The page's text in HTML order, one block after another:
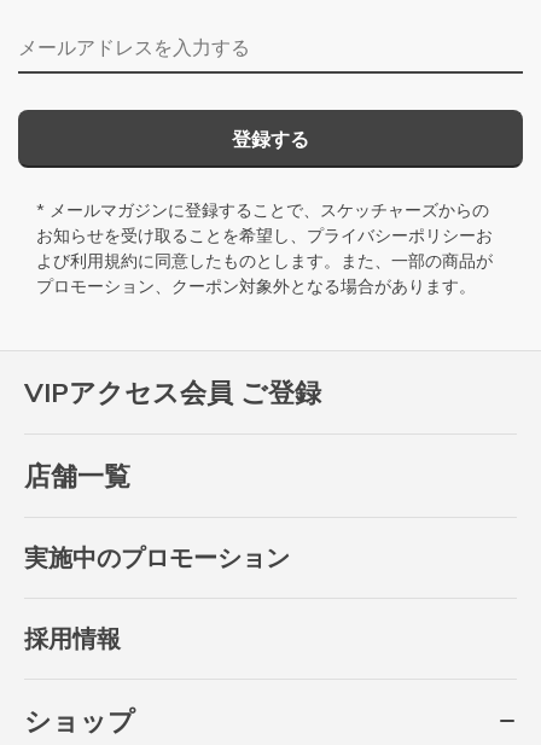
VIPアクセス会員 ご登録
店舗一覧
実施中のプロモーション
採用情報
ショップ
メールアドレス
登録する
* メールマガジンに登録することで、スケッチャーズからの
お知らせを受け取ることを希望し、 プライバシーポリシーお
よび利用規約に同意したものとします。また、一部の商品が
プロモーション、クーポン対象外となる場合があります。